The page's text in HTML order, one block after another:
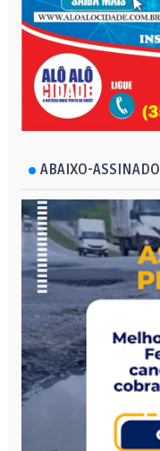
ABAIXO-ASSINADO